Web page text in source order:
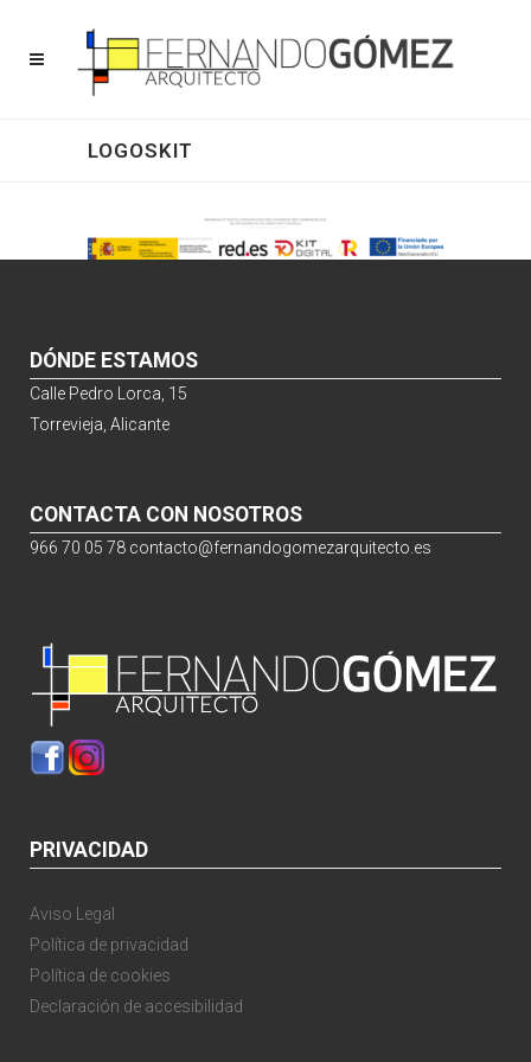
LOGOSKIT
DÓNDE ESTAMOS
Calle Pedro Lorca, 15
Torrevieja, Alicante
CONTACTA CON NOSOTROS
966 70 05 78 contacto@fernandogomezarquitecto.es
PRIVACIDAD
Aviso Legal
Política de privacidad
Política de cookies
Declaración de accesibilidad